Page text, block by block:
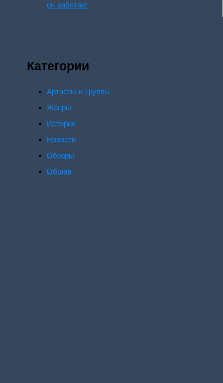
он работает
Категории
Артисты и Группы
Жанры
История
Новости
Обзоры
Общая